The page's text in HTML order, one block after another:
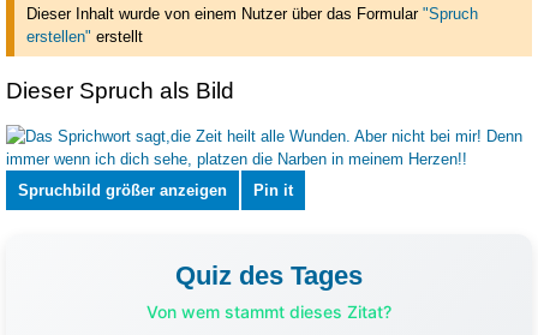
Dieser Inhalt wurde von einem Nutzer über das Formular "Spruch
erstellen" erstellt
Dieser Spruch als Bild
Spruchbild größer anzeigen Pin it
Quiz des Tages
Von wem stammt dieses Zitat?